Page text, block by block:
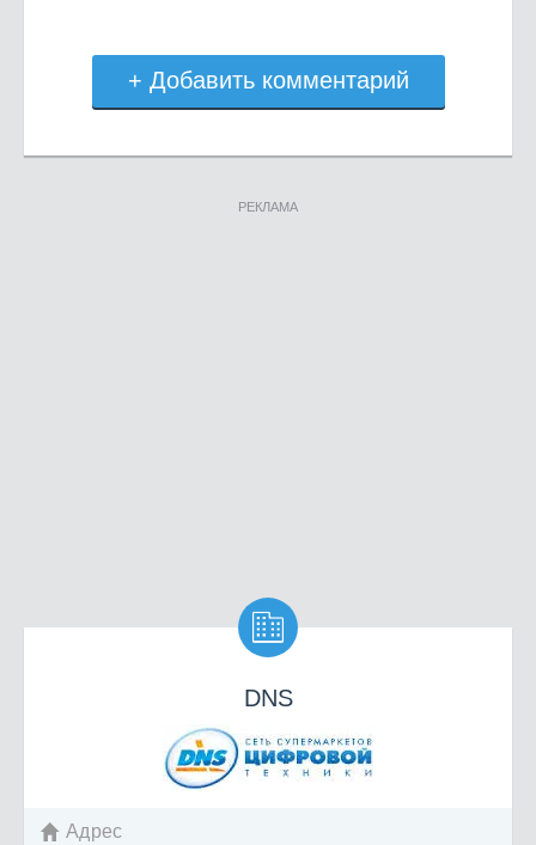
+ Добавить комментарий
РЕКЛАМА

DNS
 Адрес